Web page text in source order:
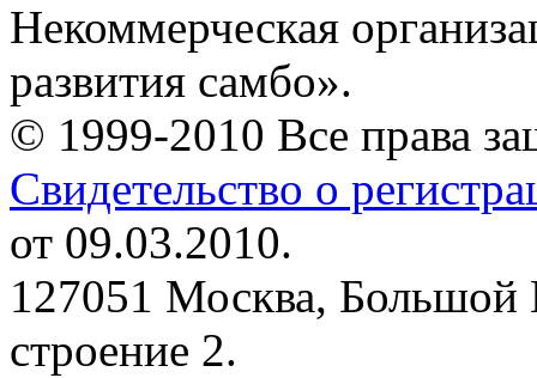
Некоммерческая
развития самбо».
© 1999-2010 Все права
Свидетельство о
от 09.03.2010.
127051 Москва, Большой
строение 2.